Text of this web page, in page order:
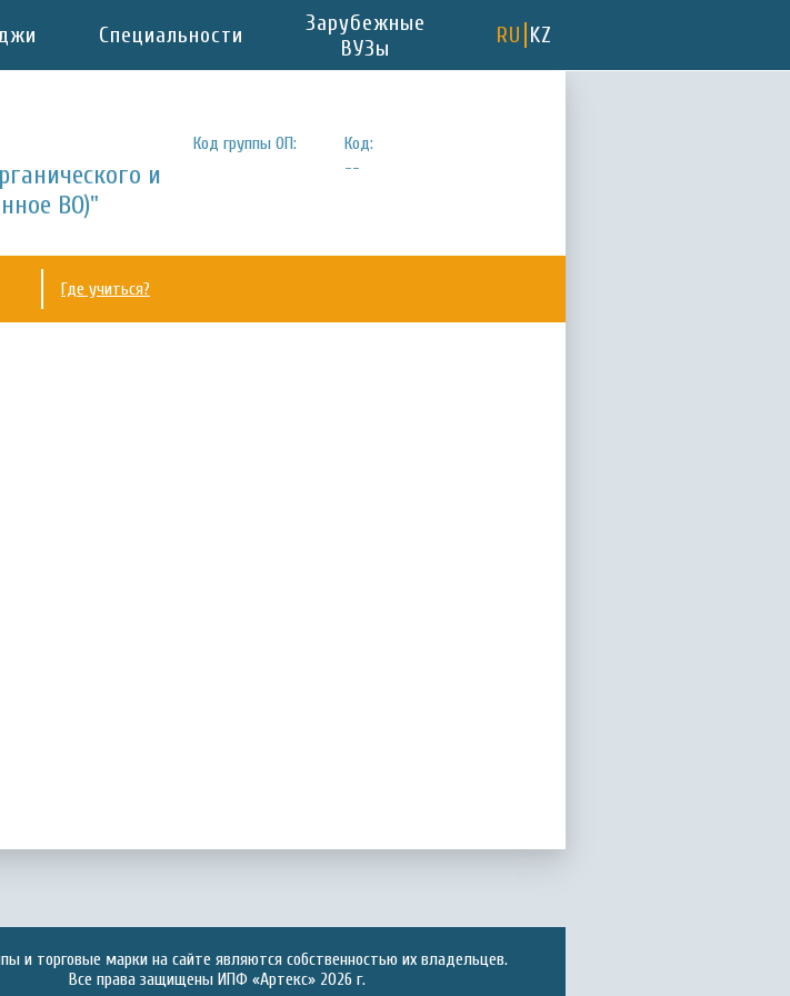
Специальности
Зарубежные
ВУЗы
RU KZ
и
ВО)"
Код группы ОП:
Код:
--
Где учиться?
и торговые марки на сайте являются собственностью их владельцев.
Все права защищены ИПФ «Артекс» 2026 г.